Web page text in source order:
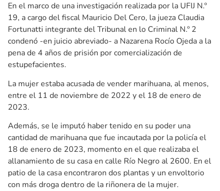
En el marco de una investigación realizada por la UFIJ N.º
19, a cargo del fiscal Mauricio Del Cero, la jueza Claudia
Fortunatti integrante del Tribunal en lo Criminal N.º 2
condenó -en juicio abreviado- a Nazarena Rocío Ojeda a la
pena de 4 años de prisión por comercialización de
estupefacientes.
La mujer estaba acusada de vender marihuana, al menos,
entre el 11 de noviembre de 2022 y el 18 de enero de
2023.
Además, se le imputó haber tenido en su poder una
cantidad de marihuana que fue incautada por la policía el
18 de enero de 2023, momento en el que realizaba el
allanamiento de su casa en calle Río Negro al 2600. En el
patio de la casa encontraron dos plantas y un envoltorio
con más droga dentro de la riñonera de la mujer.